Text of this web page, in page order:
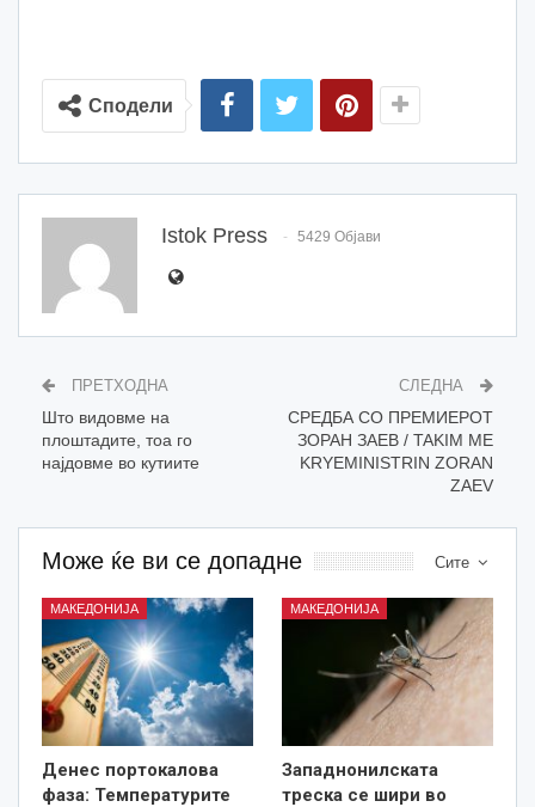
Сподели
Istok Press 5429 Објави
ПРЕТХОДНА
Што видовме на
плоштадите, тоа го
најдовме во кутиите
СЛЕДНА
СРЕДБА СО ПРЕМИЕРОТ
ЗОРАН ЗАЕВ / TAKIM ME
KRYEMINISTRIN ZORAN
ZAEV
Сите
Може ќе ви се допадне
МАКЕДОНИЈА
Денес портокалова
фаза: Температурите
МАКЕДОНИЈА
Западнонилската
треска се шири во